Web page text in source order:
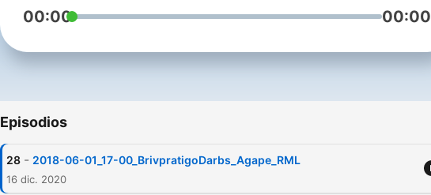
00:00 00:00
Episodios
28 - 2018-06-01_17-00_BrivpratigoDarbs_Agape_RML
16 dic. 2020